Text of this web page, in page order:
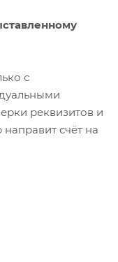
с
реквизитов и
счёт на